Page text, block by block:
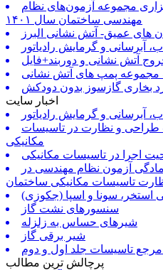
مجموعه آزمون‌های نظام
مهندسی ساختمان سال ۱۴۰۱
های عمیق- آتش نشانی البرز
آبرسانی و گرمایش رادیاتور
بخاری گازسوز بدون دودکش
اخبار سایت
آبرسانی و گرمایش رادیاتور
و نظارت در تاسیسات
مکانیکی
اجرا در تاسیسات مکانیکی
آزمون نظام مهندسی در
تاسیسات مکانیکی ساختمان
استخر، سونا و اسپا (جکوزی)
سنسورهای نشت گاز
شیرهای حساس به زلزله
شیر برقی گاز
تاسیسات جلد اول و دوم
پرچالش ترین مطالب